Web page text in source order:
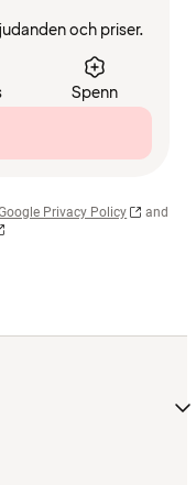
och priser.
Spenn
Privacy Policy
and